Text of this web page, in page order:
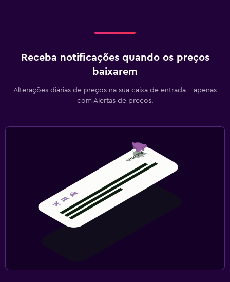
Receba notificações quando os preços
baixarem
Alterações diárias de preços na sua caixa de entrada - apenas
com Alertas de preços.